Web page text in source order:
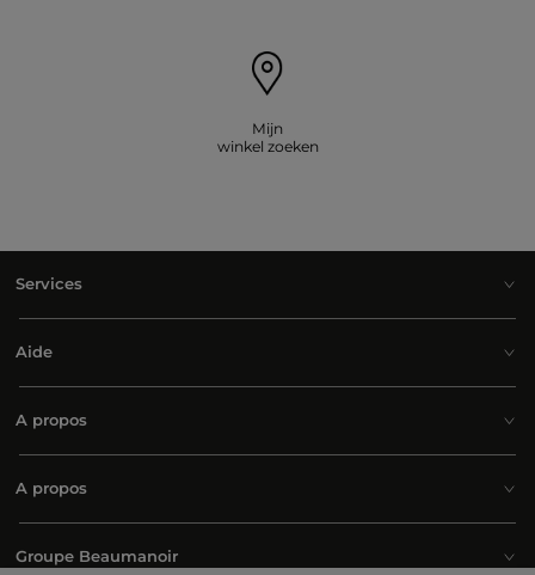
Mijn
winkel zoeken
Services
Aide
A propos
A propos
Groupe Beaumanoir